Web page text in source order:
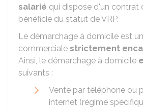
salarié qui dispose d'un contrat
bénéficie du statut deVRP.
Le démarchage à domicile est
commerciale strictement
Ainsi, le démarchage à domicile
suivants :
Vente par téléphone ou
internet (régime